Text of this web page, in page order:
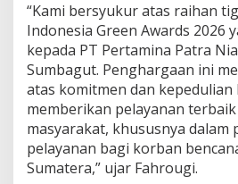
S
u
m
b
a
g
u
t
R
a
i
“Kami bersyukur atas raihan
Indonesia Green Awards 2026
kepada PT Pertamina Patra
Sumbagut. Penghargaan ini
atas komitmen dan kepedulian
memberikan pelayanan
masyarakat, khususnya dalam
pelayanan bagi korban
Sumatera,” ujar Fahrougi.